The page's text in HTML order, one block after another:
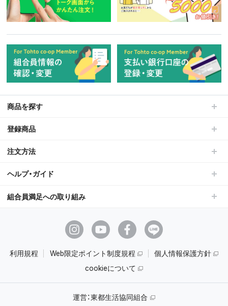
商品を探す
登録商品
注文方法
ヘルプ・ガイド
組合員満足への取り組み
利用規程 Web限定ポイント制度規程
個人情報保護方針
cookieについて
運営：東都生活協同組合